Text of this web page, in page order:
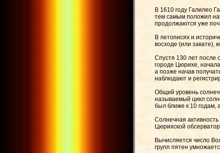
В 1610 году Галилео
тем самым положил
продолжаются уже
В летописях и
восходе (или закате),
Спустя 130 лет после
городе Цюрихе,
а позже начав
наблюдают и
Общий уровень
называемый цикл
был ближе к 10 годам,
Солнечная
Цюрихской
Вычисляется число
групп пятен